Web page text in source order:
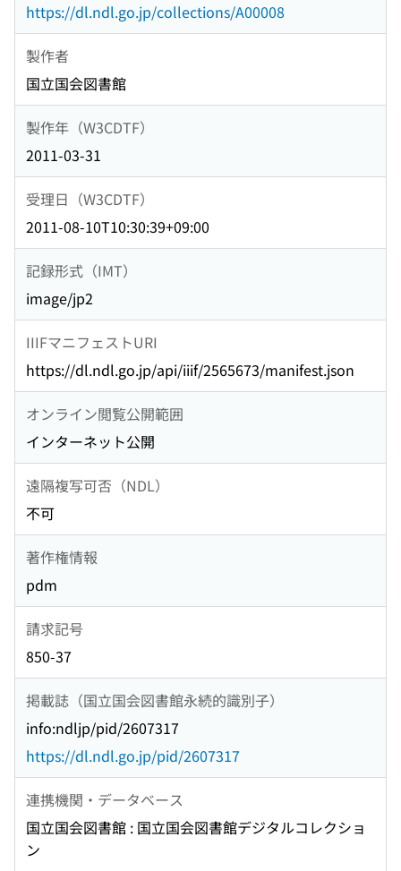
https://dl.ndl.go.jp/collections/A00008
製作者
国立国会図書館
製作年（W3CDTF）
2011-03-31
受理日（W3CDTF）
2011-08-10T10:30:39+09:00
記録形式（IMT）
image/jp2
IIIFマニフェストURI
https://dl.ndl.go.jp/api/iiif/2565673/manifest.json
オンライン閲覧公開範囲
インターネット公開
遠隔複写可否（NDL）
不可
著作権情報
pdm
請求記号
850-37
掲載誌（国立国会図書館永続的識別子）
info:ndljp/pid/2607317
https://dl.ndl.go.jp/pid/2607317
連携機関・データベース
国立国会図書館 : 国立国会図書館デジタルコレクショ
ン